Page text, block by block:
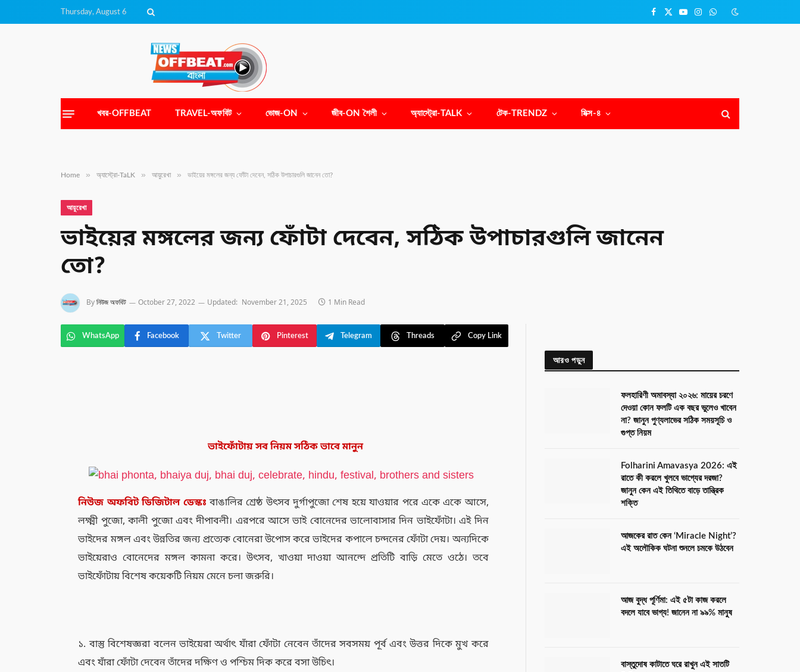
Thursday, August 6
Facebook
X
YouTubeInstagram
WhatsApp
খবর-OFFBEAT TRAVEL-অফবিট ভোজ-ON জীব-ON শৈলী অ্যাস্ট্রো-TALK টেক-TRENDZ মিক্স-৪
Home » অ্যাস্ট্রো-TaLK » আয়ুরেখা » ভাইয়ের মঙ্গলের জন্য ফোঁটা দেবেন, সঠিক উপাচারগুলি জানেন তো?
আয়ুরেখা
ভাইয়ের মঙ্গলের জন্য ফোঁটা দেবেন, সঠিক উপাচারগুলি জানেন
তো?
Byনিউজ অফবিট October 27, 2022 Updated: November 21, 2025 1 Min Read
WhatsApp Facebook Twitter Pinterest Telegram Threads Copy Link
ভাইফোঁটায় সব নিয়ম সঠিক ভাবে মানুন
নিউজ অফবিট ডিজিটাল ডেস্কঃ বাঙালির শ্রেষ্ঠ উৎসব দুর্গাপুজো শেষ হয়ে যাওয়ার পরে একে একে আসে,
লক্ষ্মী পুজো, কালী পুজো এবং দীপাবলী। এরপরে আসে ভাই বোনেদের ভালোবাসার দিন ভাইফোঁটা। এই দিন
ভাইদের মঙ্গল এবং উন্নতির জন্য প্রত্যেক বোনেরা উপোস করে ভাইদের কপালে চন্দনের ফোঁটা দেয়। অন্যদিকে
ভাইয়েরাও বোনেদের মঙ্গল কামনা করে। উৎসব, খাওয়া দাওয়া আনন্দে প্রতিটি বাড়ি মেতে ওঠে। তবে
ভাইফোঁটায় বিশেষ কয়েকটি নিয়ম মেনে চলা জরুরি।
১. বাস্তু বিশেষজ্ঞরা বলেন ভাইয়েরা অর্থাৎ যাঁরা ফোঁটা নেবেন তাঁদের সবসময় পূর্ব এবং উত্তর দিকে মুখ করে
এবং যাঁরা ফোঁটা দেবেন তাঁদের দক্ষিণ ও পশ্চিম দিক করে বসা উচিৎ।
আরও পড়ুন
ফলহারিণী অমাবস্যা ২০২৬: মায়ের চরণে
দেওয়া কোন ফলটি এক বছর ভুলেও খাবেন
না? জানুন পুণ্যলাভের সঠিক সময়সূচি ও
গুপ্ত নিয়ম
Folharini Amavasya 2026: এই
রাতে কী করলে খুলবে ভাগ্যের দরজা?
জানুন কেন এই তিথিতে বাড়ে তান্ত্রিক
শক্তি
আজকের রাত কেন ‘Miracle Night’?
এই অলৌকিক ঘটনা শুনলে চমকে উঠবেন
আজ বুদ্ধ পূর্ণিমা: এই ৫টা কাজ করলে
বদলে যাবে ভাগ্য! জানেন না ৯৯% মানুষ
বাস্তুদোষ কাটাতে ঘরে রাখুন এই সাতটি